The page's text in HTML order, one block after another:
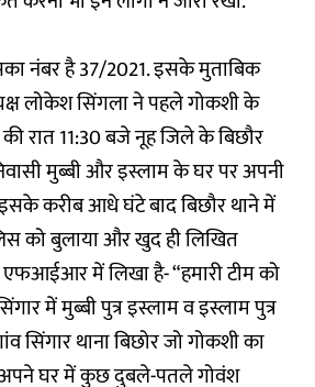
नंबर है 37/2021. इसके मुताबिक
लोकेश सिंगला ने पहले गोकशी के
रात 11:30 बजे नूह जिले के बिछौर
मुब्बी और इस्लाम के घर पर अपनी
करीब आधे घंटे बाद बिछौर थाने में
को बुलाया और खुद ही लिखित
एफआईआर में लिखा है- “हमारी टीम को
में मुब्बी पुत्र इस्लाम व इस्लाम पुत्र
सिंगार थाना बिछोर जो गोकशी का
घर में कुछ दुबले-पतले गोवंश